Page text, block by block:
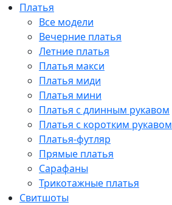
Платья
Все модели
Вечерние платья
Летние платья
Платья макси
Платья миди
Платья мини
Платья с длинным рукавом
Платья с коротким рукавом
Платья-футляр
Прямые платья
Сарафаны
Трикотажные платья
Свитшоты